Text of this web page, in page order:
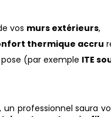
vos murs extérieurs,
thermique accru
(par exemple ITE
un professionnel saura